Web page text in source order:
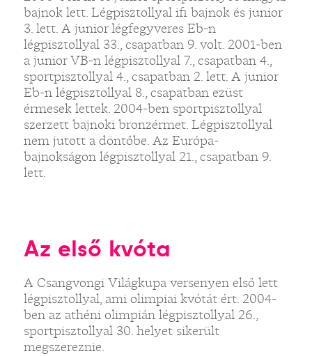
bajnok lett. Légpisztollyal ifi bajnok és junior
3. lett. A junior légfegyveres Eb-n
légpisztollyal 33., csapatban 9. volt. 2001-ben
a junior VB-n légpisztollyal 7., csapatban 4.,
sportpisztollyal 4., csapatban 2. lett. A junior
Eb-n légpisztollyal 8., csapatban ezüst
érmesek lettek. 2004-ben sportpisztollyal
szerzett bajnoki bronzérmet. Légpisztollyal
nem jutott a döntőbe. Az Európa-
bajnokságon légpisztollyal 21., csapatban 9.
lett.
Az első kvóta
A Csangvongi Világkupa versenyen első lett
légpisztollyal, ami olimpiai kvótát ért. 2004-
ben az athéni olimpián légpisztollyal 26.,
sportpisztollyal 30. helyet sikerült
megszereznie.